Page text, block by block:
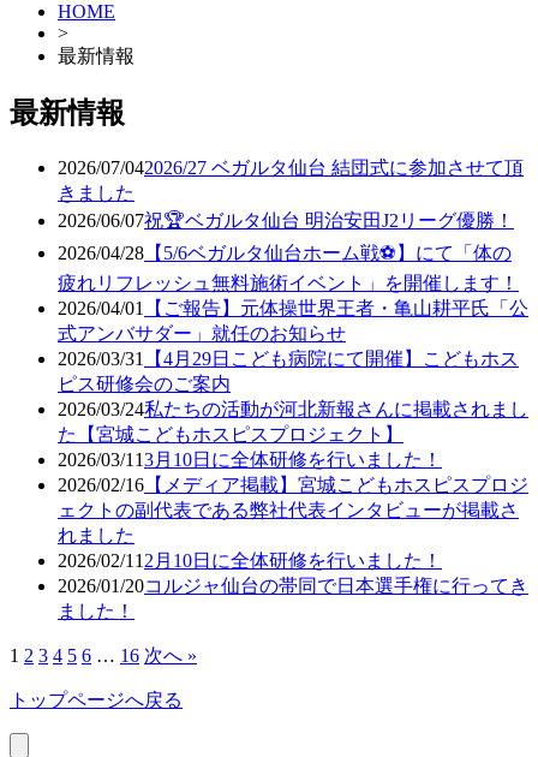
HOME
>
最新情報
最新情報
2026/07/042026/27 ベガルタ仙台 結団式に参加させて頂
きました
2026/06/07祝🏆ベガルタ仙台 明治安田J2リーグ優勝！
2026/04/28 【5/6ベガルタ仙台ホーム戦⚽】にて「体の
疲れリフレッシュ無料施術イベント」を開催します！
2026/04/01
【ご報告】元体操世界王者・亀山耕平氏「公
式アンバサダー」就任のお知らせ
2026/03/31
【4月29日こども病院にて開催】こどもホス
ピス研修会のご案内
2026/03/24私たちの活動が河北新報さんに掲載されまし
た【宮城こどもホスピスプロジェクト】
2026/03/113月10日に全体研修を行いました！
2026/02/16 【メディア掲載】宮城こどもホスピスプロジ
ェクトの副代表である弊社代表インタビューが掲載さ
れました
2026/02/11 2月10日に全体研修を行いました！
2026/01/20コルジャ仙台の帯同で日本選手権に行ってき
ました！
1 2 3 4 5 6 … 16 次へ »
トップページへ戻る